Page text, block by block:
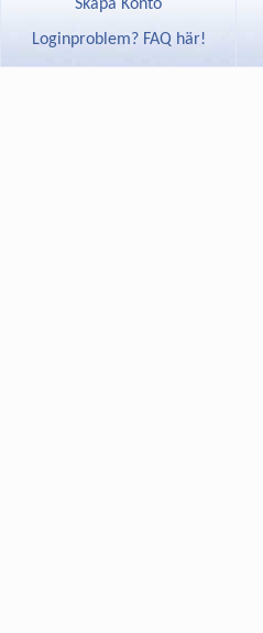
Skapa Konto
Loginproblem? FAQ här!